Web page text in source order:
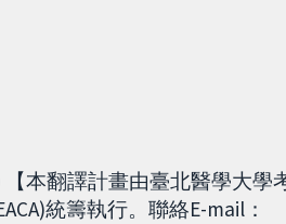
本翻譯計畫由臺北醫學大學
統籌執行。聯絡E-mail：